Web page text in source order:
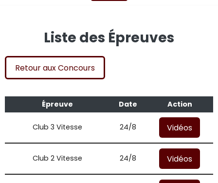
Liste des Épreuves
Retour aux Concours
Épreuve Date Action
Club 3 Vitesse 24/8 Vidéos
Club 2 Vitesse 24/8 Vidéos